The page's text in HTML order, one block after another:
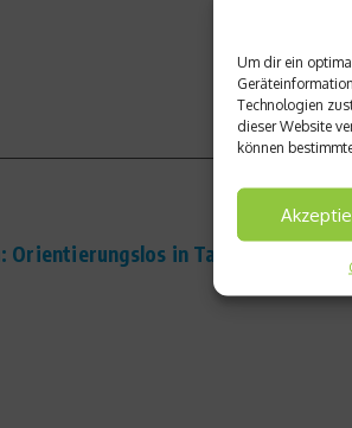
Um dir ein
Technologien
dieser Website
können
Orientierungslos in Tallinn